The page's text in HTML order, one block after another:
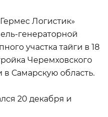
Логистик»
генераторной
участка тайги в 18
Черемховского
в Самарскую область.
20 декабря и